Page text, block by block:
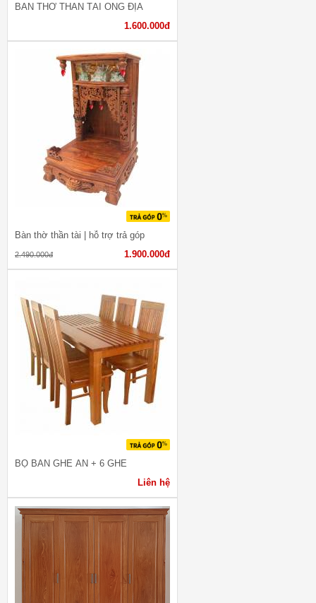
BÀN THỜ THẦN TÀI ÔNG ĐỊA
1.600.000đ
Bàn thờ thần tài | hỗ trợ trả góp
2.490.000đ 1.900.000đ
BỘ BÀN GHẾ ĂN + 6 GHẾ
Liên hệ